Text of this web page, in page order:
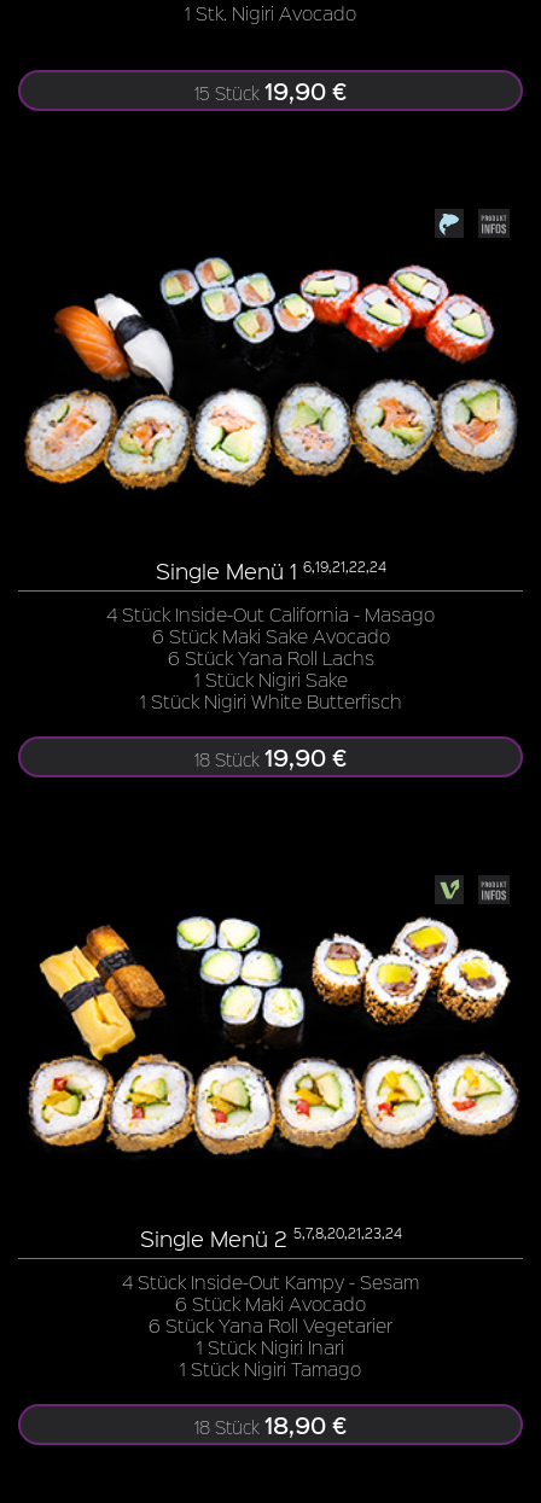
1 Stk. Nigiri Avocado
15 Stück 19,90 €
Single Menü 1 6,19,21,22,24
4 Stück Inside-Out California - Masago
6 Stück Maki Sake Avocado
6 Stück Yana Roll Lachs
1 Stück Nigiri Sake
1 Stück Nigiri White Butterfisch
18 Stück 19,90 €
Single Menü 2 5,7,8,20,21,23,24
4 Stück Inside-Out Kampy - Sesam
6 Stück Maki Avocado
6 Stück Yana Roll Vegetarier
1 Stück Nigiri Inari
1 Stück Nigiri Tamago
18 Stück 18,90 €